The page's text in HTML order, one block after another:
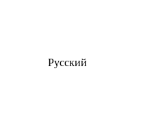
Русский